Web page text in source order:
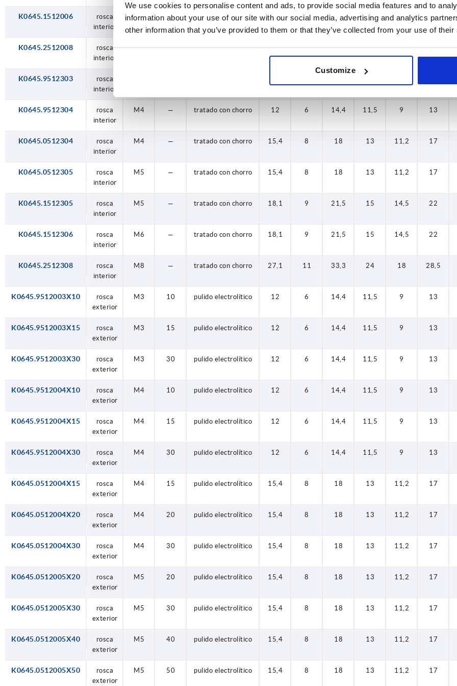
We use cookies to personalise content and ads, to provide social media features and to
information about your use of our site with our social media, advertising and analytics
other information that you’ve provided to them or that they’ve collected from your use of
Customize
K0645.1512006
rosca
interior
M6 — pulido electrolítico 18,1 9 21,5 15 14,5 22
K0645.2512008
rosca
interior
M8 — pulido electrolítico 27,1 11 33,3 24 18 28,5
K0645.9512303
rosca
interior
K0645.9512304
rosca
interior
M4 — tratado con chorro 12 6 14,4 11,5 9 13
K0645.0512304
rosca
interior
M4 — tratado con chorro 15,4 8 18 13 11,2 17
K0645.0512305
rosca
interior
M5 — tratado con chorro 15,4 8 18 13 11,2 17
K0645.1512305
rosca
interior
M5 — tratado con chorro 18,1 9 21,5 15 14,5 22
K0645.1512306
rosca
interior
M6 — tratado con chorro 18,1 9 21,5 15 14,5 22
K0645.2512308
rosca
interior
M8 — tratado con chorro 27,1 11 33,3 24 18 28,5
K0645.9512003X10
rosca
exterior
M3 10 pulido electrolítico 12 6 14,4 11,5 9 13
K0645.9512003X15
rosca
exterior
M3 15 pulido electrolítico 12 6 14,4 11,5 9 13
K0645.9512003X30
rosca
exterior
M3 30 pulido electrolítico 12 6 14,4 11,5 9 13
K0645.9512004X10
rosca
exterior
M4 10 pulido electrolítico 12 6 14,4 11,5 9 13
K0645.9512004X15
rosca
exterior
M4 15 pulido electrolítico 12 6 14,4 11,5 9 13
K0645.9512004X30
rosca
exterior
M4 30 pulido electrolítico 12 6 14,4 11,5 9 13
K0645.0512004X15
rosca
exterior
M4 15 pulido electrolítico 15,4 8 18 13 11,2 17
K0645.0512004X20
rosca
exterior
M4 20 pulido electrolítico 15,4 8 18 13 11,2 17
K0645.0512004X30
rosca
exterior
M4 30 pulido electrolítico 15,4 8 18 13 11,2 17
K0645.0512005X20
rosca
exterior
M5 20 pulido electrolítico 15,4 8 18 13 11,2 17
K0645.0512005X30
rosca
exterior
M5 30 pulido electrolítico 15,4 8 18 13 11,2 17
K0645.0512005X40
rosca
exterior
M5 40 pulido electrolítico 15,4 8 18 13 11,2 17
K0645.0512005X50
rosca
exterior
M5 50 pulido electrolítico 15,4 8 18 13 11,2 17